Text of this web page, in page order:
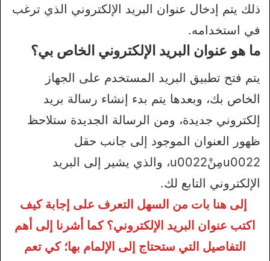
ذلك يتم إدخال عنوان البريد الإلكتروني الذي ترغب
في استخدامه.
ما هو عنوان البريد الإلكتروني الخاص بي؟
يتم فتح تطبيق البريد المستخدم على الجهاز
الخاص بك، وبعدها يتم بدء إنشاء رسالة بريد
إلكتروني جديدة، ومن الرسالة الجديدة ستلاحظ
ظهور العنوان الموجود إلى جانب حقل
u0022مِنْu0022، والذي يشير إلى البريد
الإلكتروني التابع لك.
إلى هنا بات من السهل التعرف على إجابة كيف
اكتب عنوان البريد الإلكتروني؟ كما أشرنا إلى أهم
التفاصيل التي ستحتاج إلى الإلمام بها؛ كي تعم